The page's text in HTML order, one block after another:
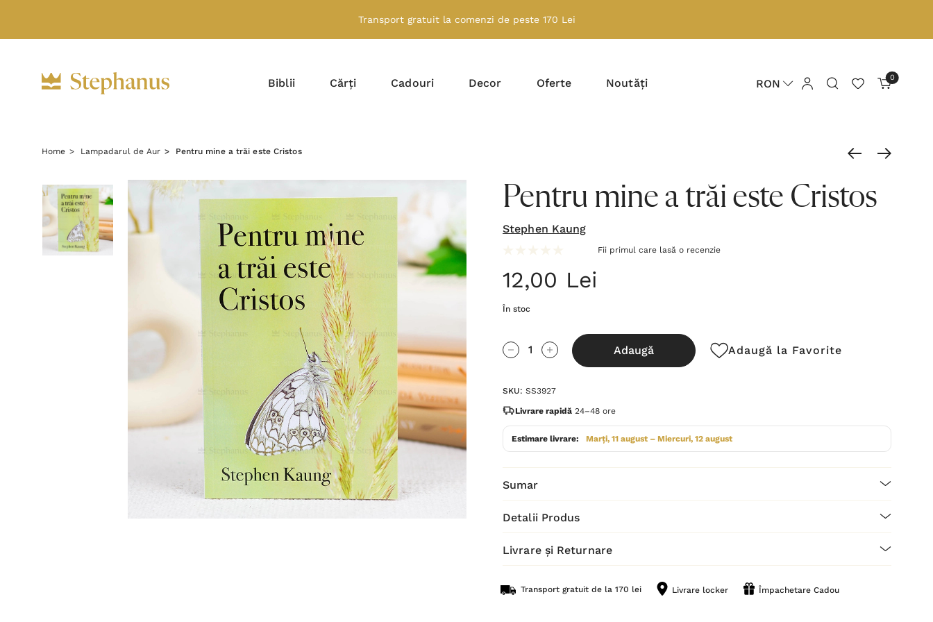
Transport gratuit la comenzi de peste 170 Lei
Biblii Cărți Cadouri Decor Oferte Noutăți RON 0
Home Lampadarul de Aur Pentru mine a trăi este Cristos
Pentru mine a trăi este Cristos
Stephen Kaung
Fii primul care lasă o recenzie
12,00 Lei
În stoc
Grăbește-
te!
curent
este:
Cantitate scăzută:Cantitate Crescută:
Adaugă Adaugă la Favorite
SKU: SS3927
Livrare rapidă 24–48 ore
Estimare livrare: Marți, 11 august – Miercuri, 12 august
Sumar
Detalii Produs
Livrare și Returnare
Transport gratuit de la 170 lei Livrare locker Împachetare Cadou